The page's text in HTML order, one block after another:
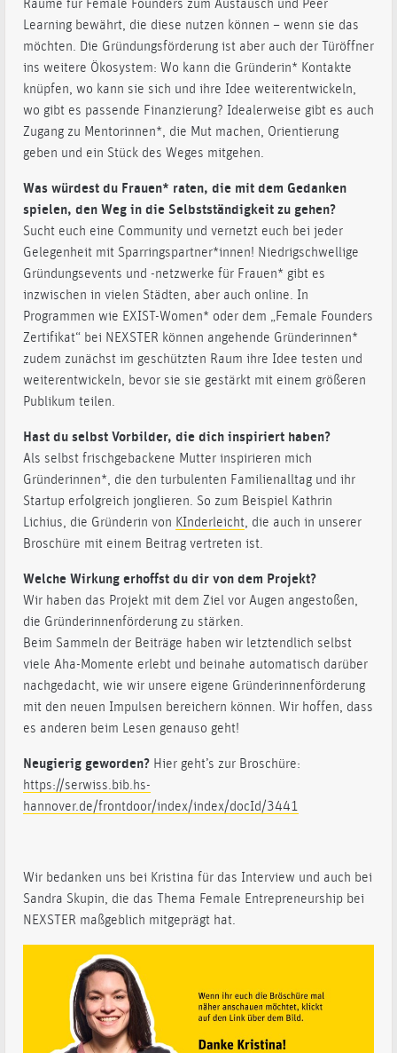
Räume für Female Founders zum Austausch und Peer
Learning bewährt, die diese nutzen können – wenn sie das
möchten. Die Gründungsförderung ist aber auch der Türöffner
ins weitere Ökosystem: Wo kann die Gründerin* Kontakte
knüpfen, wo kann sie sich und ihre Idee weiterentwickeln,
wo gibt es passende Finanzierung? Idealerweise gibt es auch
Zugang zu Mentorinnen*, die Mut machen, Orientierung
geben und ein Stück des Weges mitgehen.
Was würdest du Frauen* raten, die mit dem Gedanken
spielen, den Weg in die Selbstständigkeit zu gehen?
Sucht euch eine Community und vernetzt euch bei jeder
Gelegenheit mit Sparringspartner*innen! Niedrigschwellige
Gründungsevents und -netzwerke für Frauen* gibt es
inzwischen in vielen Städten, aber auch online. In
Programmen wie EXIST-Women* oder dem „Female Founders
Zertifikat“ bei NEXSTER können angehende Gründerinnen*
zudem zunächst im geschützten Raum ihre Idee testen und
weiterentwickeln, bevor sie sie gestärkt mit einem größeren
Publikum teilen.
Hast du selbst Vorbilder, die dich inspiriert haben?
Als selbst frischgebackene Mutter inspirieren mich
Gründerinnen*, die den turbulenten Familienalltag und ihr
Startup erfolgreich jonglieren. So zum Beispiel Kathrin
Lichius, die Gründerin von KInderleicht, die auch in unserer
Broschüre mit einem Beitrag vertreten ist.
Welche Wirkung erhoffst du dir von dem Projekt?
Wir haben das Projekt mit dem Ziel vor Augen angestoßen,
die Gründerinnenförderung zu stärken.
Beim Sammeln der Beiträge haben wir letztendlich selbst
viele Aha-Momente erlebt und beinahe automatisch darüber
nachgedacht, wie wir unsere eigene Gründerinnenförderung
mit den neuen Impulsen bereichern können. Wir hoffen, dass
es anderen beim Lesen genauso geht!
Neugierig geworden? Hier geht’s zur Broschüre:
https://serwiss.bib.hs-
hannover.de/frontdoor/index/index/docId/3441
Wir bedanken uns bei Kristina für das Interview und auch bei
Sandra Skupin, die das Thema Female Entrepreneurship bei
NEXSTER maßgeblich mitgeprägt hat.